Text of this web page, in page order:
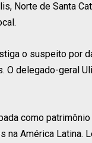
Norte de Santa
o suspeito por
delegado-geral
como
América Latina.